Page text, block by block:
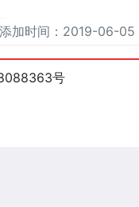
添加时间：2019-06-05
号